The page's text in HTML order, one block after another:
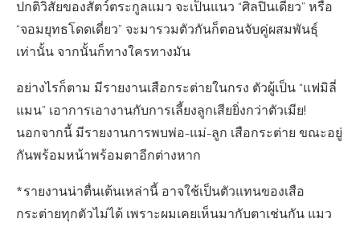
ปกติวิสัยของสัตว์ตระกูลแมว จะเป็นแนว “ศิลปินเดี่ยว” หรือ
“จอมยุทธโดดเดี่ยว” จะมารวมตัวกันก็ตอนจับคู่ผสมพันธุ์
เท่านั้น จากนั้นก็ทางใครทางมัน
อย่างไรก็ตาม มีรายงานเสือกระต่ายในกรง ตัวผู้เป็น “แฟมิลี่
แมน” เอาการเอางานกับการเลี้ยงลูกเสียยิ่งกว่าตัวเมีย!
นอกจากนี้ มีรายงานการพบพ่อ-แม่-ลูก เสือกระต่าย ขณะอยู่
กันพร้อมหน้าพร้อมตาอีกต่างหาก
*รายงานน่าตื่นเต้นเหล่านี้ อาจใช้เป็นตัวแทนของเสือ
กระต่ายทุกตัวไม่ได้ เพราะผมเคยเห็นมากับตาเช่นกัน แมว